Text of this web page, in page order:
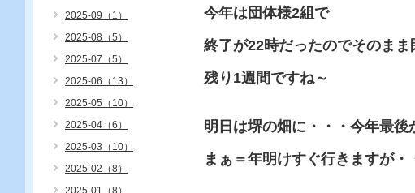
今年は団体様2組で
終了が22時だったのでそのまま
残り1週間ですね～
明日は堺の畑に・・・今年最後
まぁ＝年明けすぐ行きますが・
2025-09（1）
2025-08（5）
2025-07（5）
2025-06（13）
2025-05（10）
2025-04（6）
2025-03（10）
2025-02（8）
2025-01（8）